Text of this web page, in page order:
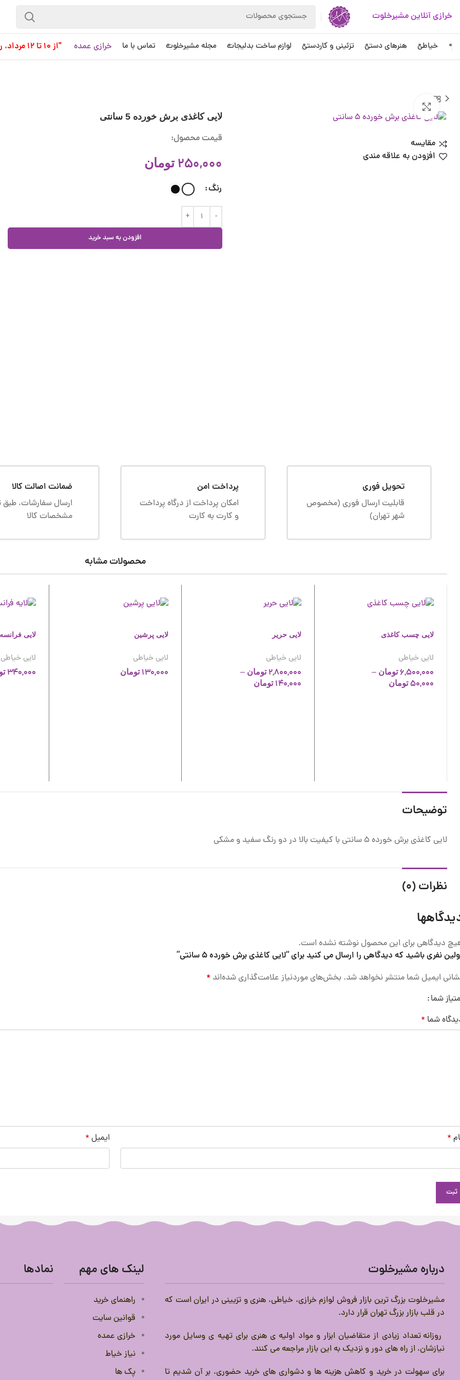
خرازی آنلاین مشیرخلوت
خیاطی هنرهای دستی تزئینی و کاردستی لوازم ساخت بدلیجات مجله مشیرخلوت تماس با ما خرازی عمده "از 10 تا 12 مرداد، روز کاری به حساب نمی آید!"
مقایسه
افزودن به علاقه مندی
لایی کاغذی برش خورده 5 سانتی
قیمت محصول:
250,000 تومان
رنگ
افزودن به سبد خرید
تحویل فوری
قابلیت ارسال فوری (مخصوص
شهر تهران)
پرداخت امن
امکان پرداخت از درگاه پرداخت
و کارت به کارت
ضمانت اصالت کالا
ارسال سفارشات، طبق
مشخصات کالا
محصولات مشابه
لایی چسب کاغذی
لایی خیاطی
6,500,000 تومان –
50,000 تومان
لایی حریر
لایی خیاطی
2,800,000 تومان –
140,000 تومان
لایی پرشین
لایی خیاطی
130,000 تومان
لایی فرانسه
لایی خیاطی
340,000
توضیحات
لایی کاغذی برش خورده 5 سانتی با کیفیت بالا در دو رنگ سفید و مشکی
نظرات (0)
دیدگاهی برای این محصول نوشته نشده است.
نفری باشید که دیدگاهی را ارسال می کنید برای “لایی کاغذی برش خورده 5 سانتی”
ایمیل شما منتشر نخواهد شد. بخش‌های موردنیاز علامت‌گذاری شده‌اند *
شما
شما *
* ایمیل *
درباره مشیرخلوت
مشیرخلوت بزرگ ترین بازار فروش لوازم خرازی، خیاطی، هنری و تزیینی در ایران است که
در قلب بازار بزرگ تهران قرار دارد.
روزانه تعداد زیادی از متقاضیان ابزار و مواد اولیه ی هنری برای تهیه ی وسایل مورد
نیازشان، از راه های دور و نزدیک به این بازار مراجعه می کنند.
برای سهولت در خرید و کاهش هزینه ها و دشواری های خرید حضوری، بر آن شدیم تا
لینک های مهم
راهنمای خرید
قوانین سایت
خرازی عمده
نیاز خیاط
پک ها
نمادها